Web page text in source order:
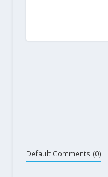
Default Comments (0)